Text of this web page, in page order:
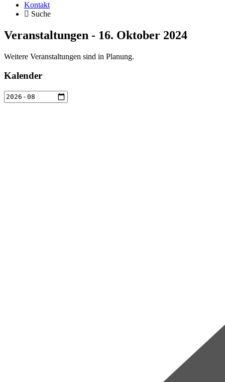
Kontakt
Suche
Veranstaltungen - 16. Oktober 2024
Weitere Veranstaltungen sind in Planung.
Kalender